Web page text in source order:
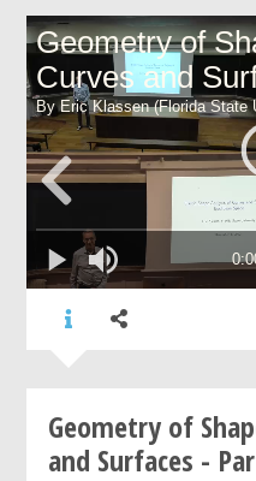
Geometry of
and Surfaces -